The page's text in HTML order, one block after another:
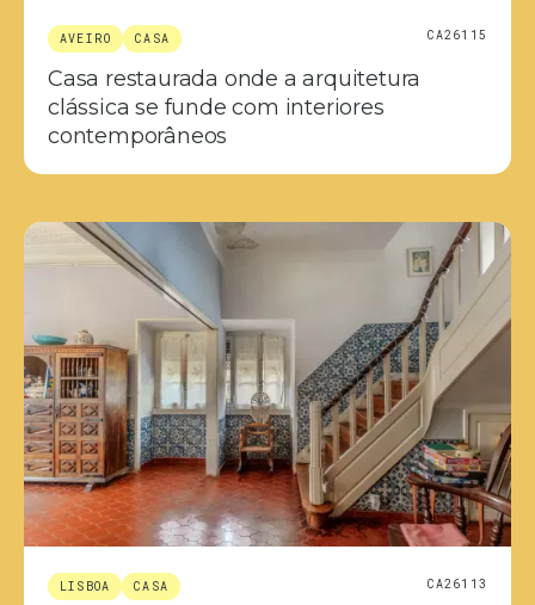
AVEIRO CASA CA26115
Casa restaurada onde a arquitetura
clássica se funde com interiores
contemporâneos
LISBOA CASA CA26113